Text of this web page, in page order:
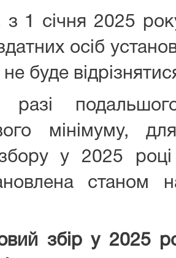
з 1 січня 2025
осіб
буде
разі
мінімуму,
у 2025 році
станом
збір у 2025